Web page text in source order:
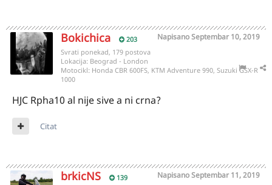
Bokichica 203 NapisanoSeptembar 10, 2019
Svrati ponekad, 179 postova
Lokacija: Beograd - London
Motocikl: Honda CBR 600FS, KTM Adventure 990, Suzuki GSX-R
1000
HJC Rpha10 al nije sive a ni crna?
Citat
brkicNS 139 NapisanoSeptembar 11, 2019